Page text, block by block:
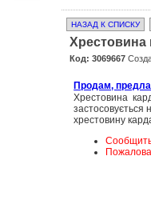
НАЗАД К СПИСКУ
Хрестовина
Код: 3069667
Продам,
Хрестовина
застосовується
хрестовину